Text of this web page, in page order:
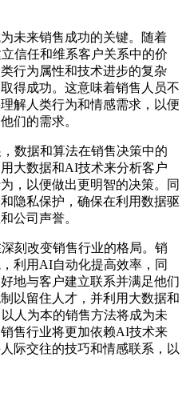
来销售成功的关键。随着
信任和维系客户关系中的价
行为属性和技术进步的复杂
得成功。这意味着销售人员不
解人类行为和情感需求，以便
们的需求。
据和算法在销售决策中的
大数据和AI技术来分析客户
，以便做出更明智的决策。同
隐私保护，确保在利用数据驱
公司声誉。
改变销售行业的格局。销
利用AI自动化提高效率，同
地与客户建立联系并满足他们
以留住人才，并利用大数据和
人为本的销售方法将成为未
售行业将更加依赖AI技术来
际交往的技巧和情感联系，以